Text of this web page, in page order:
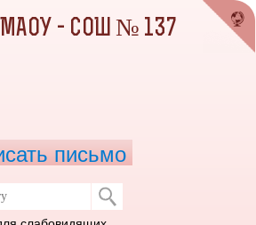
МАОУ - СОШ № 137
письмо